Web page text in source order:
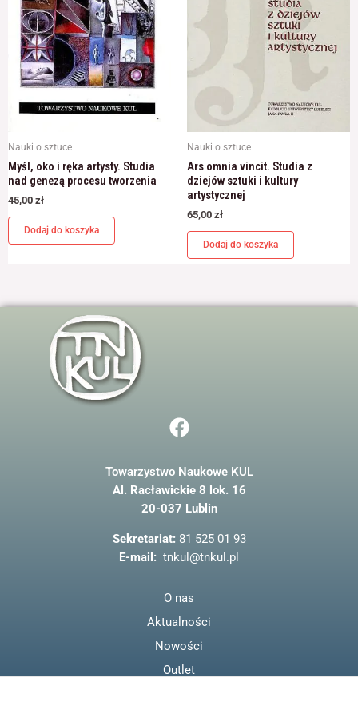
Nauki o sztuce
Myśl, oko i ręka artysty. Studia
nad genezą procesu tworzenia
45,00 zł
Dodaj do koszyka
Nauki o sztuce
Ars omnia vincit. Studia z
dziejów sztuki i kultury
artystycznej
65,00 zł
Dodaj do koszyka
F
a
e
b
o
o
k
Towarzystwo Naukowe KUL
Al. Racławickie 8 lok. 16
20-037 Lublin
Sekretariat: 81 525 01 93
E-mail: tnkul@tnkul.pl
O nas
Aktualności
Nowości
Outlet